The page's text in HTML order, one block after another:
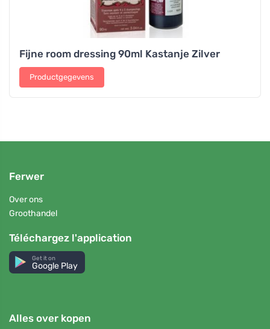
Fijne room dressing 90ml Kastanje Zilver
Productgegevens
Ferwer
Over ons
Groothandel
Téléchargez l'application
Get it on
Google Play
Alles over kopen